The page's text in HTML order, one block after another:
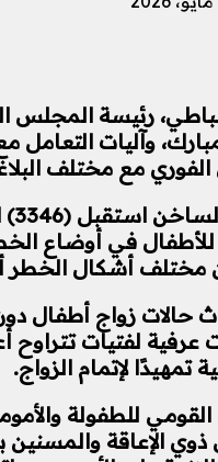
وآليات
الفوري مع مختلف
للأطفال في أوضاع
أشكال الخطر
حالات زواج أطفال
لإتمام الزواج.
للطفولة
الإعاقة والمسنين